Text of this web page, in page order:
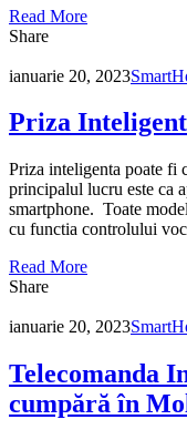
Read More
Share
ianuarie 20, 2023
Priza
Priza inteligenta poate
principalul lucru este ca
smartphone. Toate
cu functia controlului
Read More
Share
ianuarie 20, 2023
Telecomanda
cumpără în